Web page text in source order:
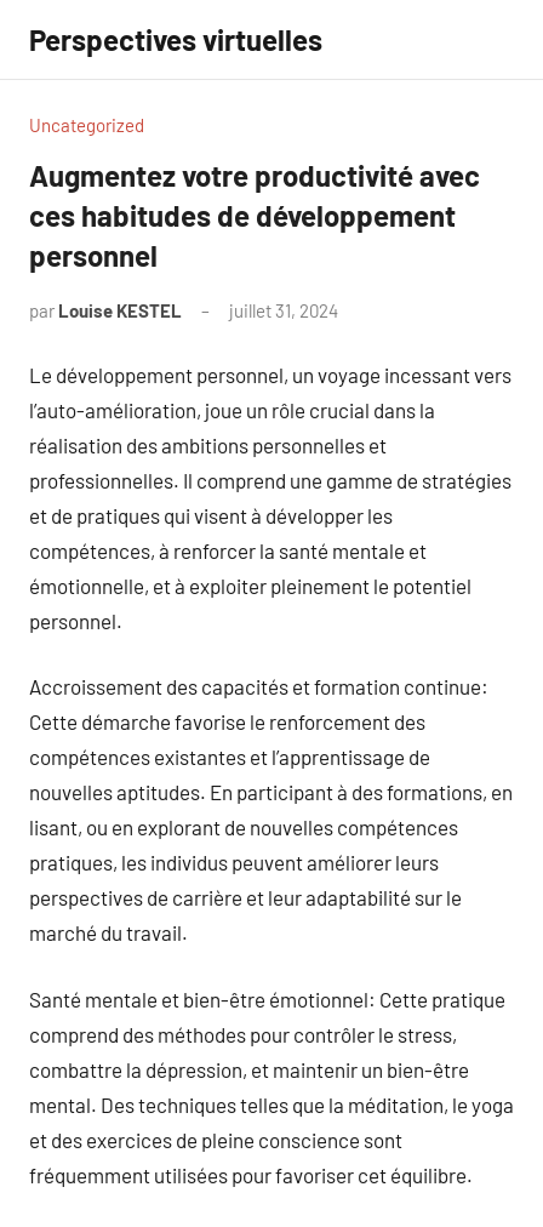
contenu
Perspectives virtuelles
Uncategorized
Augmentez votre productivité avec
ces habitudes de développement
personnel
par Louise KESTEL juillet 31, 2024
Le développement personnel, un voyage incessant vers
l’auto-amélioration, joue un rôle crucial dans la
réalisation des ambitions personnelles et
professionnelles. Il comprend une gamme de stratégies
et de pratiques qui visent à développer les
compétences, à renforcer la santé mentale et
émotionnelle, et à exploiter pleinement le potentiel
personnel.
Accroissement des capacités et formation continue:
Cette démarche favorise le renforcement des
compétences existantes et l’apprentissage de
nouvelles aptitudes. En participant à des formations, en
lisant, ou en explorant de nouvelles compétences
pratiques, les individus peuvent améliorer leurs
perspectives de carrière et leur adaptabilité sur le
marché du travail.
Santé mentale et bien-être émotionnel: Cette pratique
comprend des méthodes pour contrôler le stress,
combattre la dépression, et maintenir un bien-être
mental. Des techniques telles que la méditation, le yoga
et des exercices de pleine conscience sont
fréquemment utilisées pour favoriser cet équilibre.